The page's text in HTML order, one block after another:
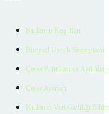
Kullanım Koşulları
Bireysel Üyelik Sözleşmesi
Çerez Politikası ve
Çerez Ayarları
Kullanıcı Veri Gizliliği